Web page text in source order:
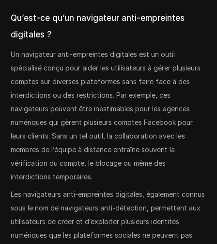
Qu’est-ce qu’un navigateur anti-empreintes
digitales ?
Un navigateur anti-empreintes digitales est un outil
spécialisé conçu pour aider les utilisateurs à gérer plusieurs
comptes sur diverses plateformes sans faire face à des
interdictions ou des restrictions. Par exemple, ces
navigateurs peuvent être inestimables pour les agences
numériques qui gèrent plusieurs comptes Facebook pour
leurs clients. Sans un tel outil, la collaboration avec les
membres de l’équipe à distance entraîne souvent la
vérification du compte, le blocage ou même des
interdictions temporaires.
Les navigateurs anti-empreintes digitales, également connus
sous le nom de navigateurs anti-détection, permettent aux
utilisateurs de créer et d’exploiter plusieurs identités
numériques que les plateformes sociales ne peuvent pas